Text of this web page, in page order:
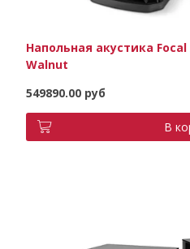
Напольная акустика Focal
Walnut
549890.00 руб
В